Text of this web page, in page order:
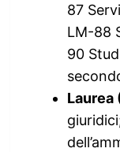
87
LM-88
90
Laurea